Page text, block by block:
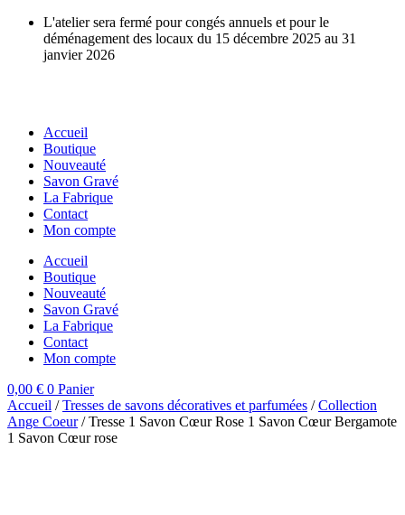
Aller
contenu
L'atelier sera fermé pour congés annuels et pour le
déménagement des locaux du 15 décembre 2025 au 31
janvier 2026
Accueil
Boutique
Nouveauté
Savon Gravé
La Fabrique
Contact
Mon compte
Accueil
Boutique
Nouveauté
Savon Gravé
La Fabrique
Contact
Mon compte
0,00 € 0 Panier
Accueil /Tresses de savons décoratives et parfumées /Collection
Ange Coeur/ Tresse 1 Savon Cœur Rose 1 Savon Cœur Bergamote
1 Savon Cœur rose